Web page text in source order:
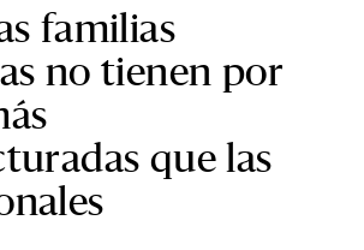
familias
no tienen por
que las